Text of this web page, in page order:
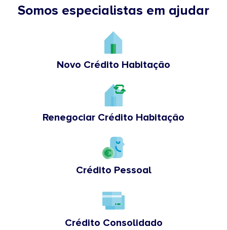
Somos especialistas em ajudar
Novo Crédito Habitação
Renegociar Crédito Habitação
Crédito Pessoal
Crédito Consolidado